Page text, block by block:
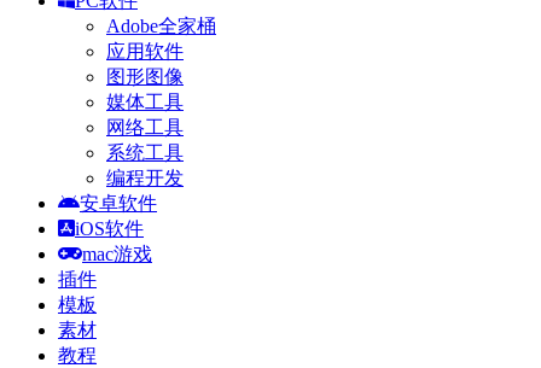
Adobe全家桶
应用软件
图形图像
媒体工具
网络工具
系统工具
编程开发
安卓软件
iOS软件
mac游戏
插件
模板
素材
教程